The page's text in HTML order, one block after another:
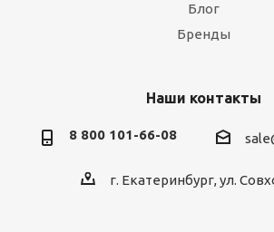
Блог
Бренды
Наши контакты
8 800 101-66-08
г. Екатеринбург, ул.